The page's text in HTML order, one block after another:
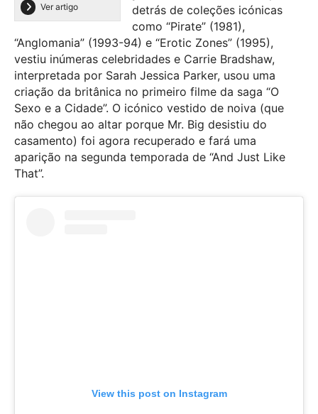
Ver artigo
detrás de coleções icónicas
como “Pirate” (1981),
“Anglomania” (1993-94) e “Erotic Zones” (1995),
vestiu inúmeras celebridades e Carrie Bradshaw,
interpretada por Sarah Jessica Parker, usou uma
criação da britânica no primeiro filme da saga “O
Sexo e a Cidade”. O icónico vestido de noiva (que
não chegou ao altar porque Mr. Big desistiu do
casamento) foi agora recuperado e fará uma
aparição na segunda temporada de “And Just Like
That”.
View this post on Instagram